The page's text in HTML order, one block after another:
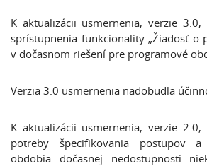
K aktualizácii usmernenia, verzie
sprístupnenia funkcionality „Žiadosť o
v dočasnom riešení pre programové
Verzia 3.0 usmernenia nadobudla
K aktualizácii usmernenia, verzie
potreby špecifikovania postupov
obdobia dočasnej nedostupnosti